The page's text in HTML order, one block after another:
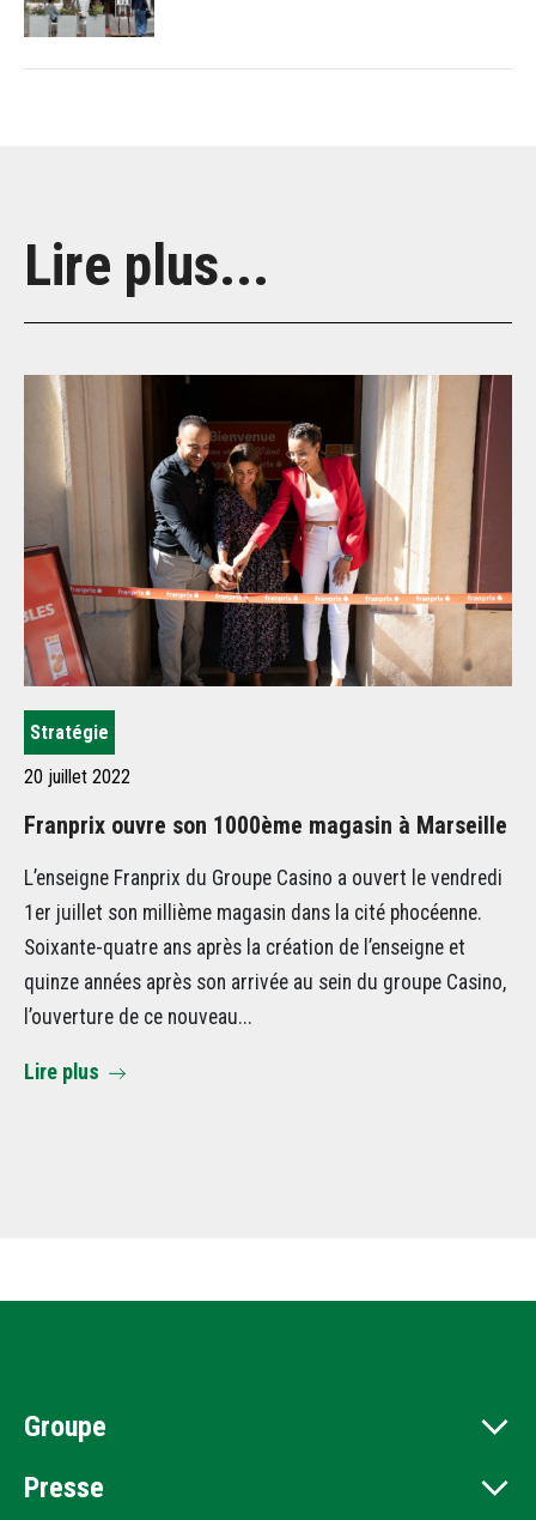
Lire plus...
Stratégie
20 juillet 2022
Franprix ouvre son 1000ème magasin à Marseille
L’enseigne Franprix du Groupe Casino a ouvert le vendredi
1er juillet son millième magasin dans la cité phocéenne.
Soixante-quatre ans après la création de l’enseigne et
quinze années après son arrivée au sein du groupe Casino,
l’ouverture de ce nouveau...
Lire plus
Groupe
Presse